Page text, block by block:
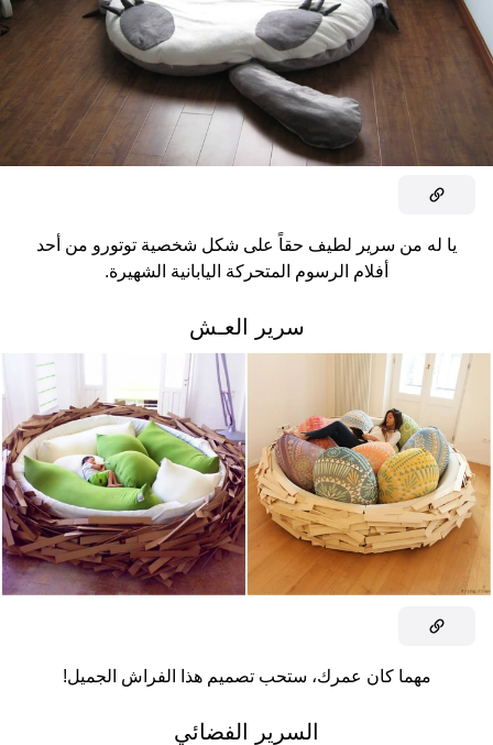
يا له من سرير لطيف حقاً على شكل شخصية توتورو من أحد
أفلام الرسوم المتحركة اليابانية الشهيرة.
سرير العـش
مهما كان عمرك، ستحب تصميم هذا الفراش الجميل!
السرير الفضائي